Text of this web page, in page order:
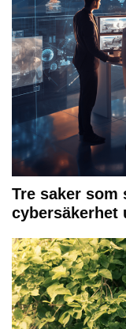
Tre saker
cybersäkerhet